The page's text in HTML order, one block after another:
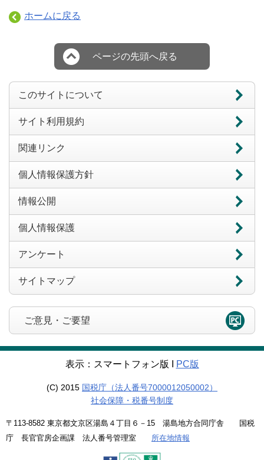
ホームに戻る
ページの先頭へ戻る
このサイトについて
サイト利用規約
関連リンク
個人情報保護方針
情報公開
個人情報保護
アンケート
サイトマップ
ご意見・ご要望
表示：スマートフォン版 Ι PC版
(C) 2015 国税庁（法人番号7000012050002）
社会保障・税番号制度
〒113-8582 東京都文京区湯島４丁目６－15 湯島地方合同庁舎 国税
庁 長官官房企画課 法人番号管理室 所在地情報